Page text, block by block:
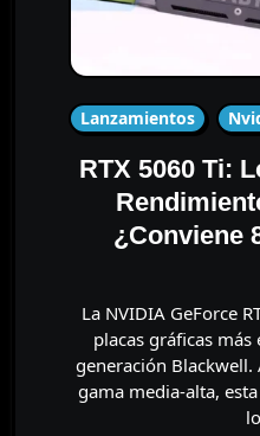
Lanzamientos
RTX 5060 Ti:
¿Conviene
La NVIDIA GeForce RTX 5060 Ti es una de las
placas gráficas más
generación
gama media-alta,